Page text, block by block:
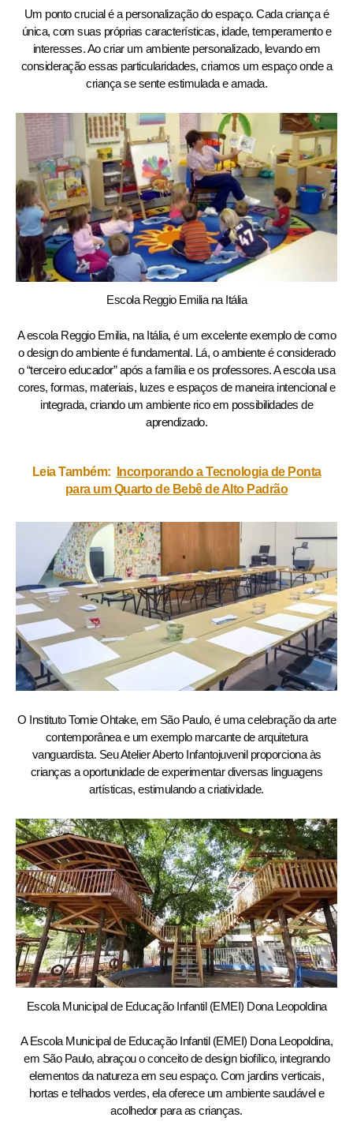
Um ponto crucial é a personalização do espaço. Cada criança é
única, com suas próprias características, idade, temperamento e
interesses. Ao criar um ambiente personalizado, levando em
consideração essas particularidades, criamos um espaço onde a
criança se sente estimulada e amada.
Escola Reggio Emilia na Itália
A escola Reggio Emilia, na Itália, é um excelente exemplo de como
o design do ambiente é fundamental. Lá, o ambiente é considerado
o “terceiro educador” após a família e os professores. A escola usa
cores, formas, materiais, luzes e espaços de maneira intencional e
integrada, criando um ambiente rico em possibilidades de
aprendizado.
Leia Também:
Incorporando a Tecnologia de Ponta
para um Quarto de Bebê de Alto Padrão
O Instituto Tomie Ohtake, em São Paulo, é uma celebração da arte
contemporânea e um exemplo marcante de arquitetura
vanguardista. Seu Atelier Aberto Infantojuvenil proporciona às
crianças a oportunidade de experimentar diversas linguagens
artísticas, estimulando a criatividade.
Escola Municipal de Educação Infantil (EMEI) Dona Leopoldina
A Escola Municipal de Educação Infantil (EMEI) Dona Leopoldina,
em São Paulo, abraçou o conceito de design biofílico, integrando
elementos da natureza em seu espaço. Com jardins verticais,
hortas e telhados verdes, ela oferece um ambiente saudável e
acolhedor para as crianças.